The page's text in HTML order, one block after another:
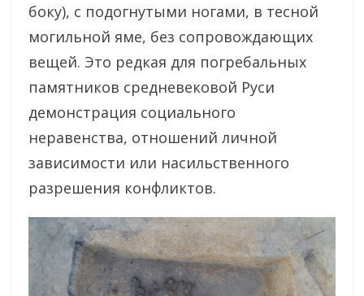
боку), с подогнутыми ногами, в тесной
могильной яме, без сопровождающих
вещей. Это редкая для погребальных
памятников средневековой Руси
демонстрация социального
неравенства, отношений личной
зависимости или насильственного
разрешения конфликтов.